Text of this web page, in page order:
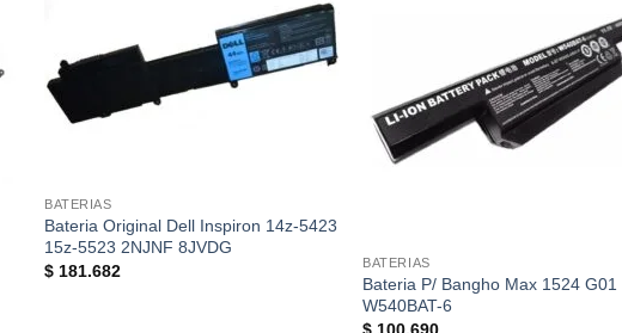
BATERIAS
Bateria Original Dell Inspiron 14z-5423
15z-5523 2NJNF 8JVDG
$ 181.682 BATERIAS
Bateria P/ Bangho Max 1524 G01
W540BAT-6